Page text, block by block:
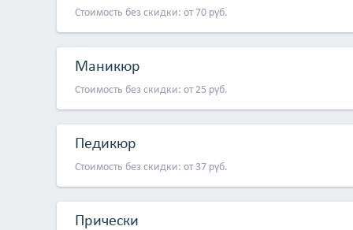
Стоимость без скидки: от 70 руб.
Маникюр
Стоимость без скидки: от 25 руб.
Педикюр
Стоимость без скидки: от 37 руб.
Прически